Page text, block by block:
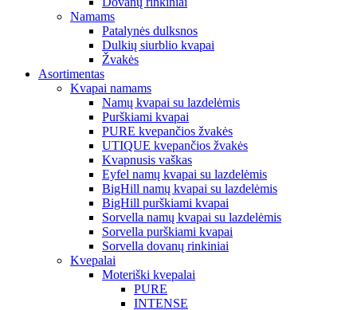
Namams
Patalynės dulksnos
Dulkių siurblio kvapai
Žvakės
Asortimentas
Kvapai namams
Namų kvapai su lazdelėmis
Purškiami kvapai
PURE kvepančios žvakės
UTIQUE kvepančios žvakės
Kvapnusis vaškas
Eyfel namų kvapai su lazdelėmis
BigHill namų kvapai su lazdelėmis
BigHill purškiami kvapai
Sorvella namų kvapai su lazdelėmis
Sorvella purškiami kvapai
Sorvella dovanų rinkiniai
Kvepalai
Moteriški kvepalai
PURE
INTENSE